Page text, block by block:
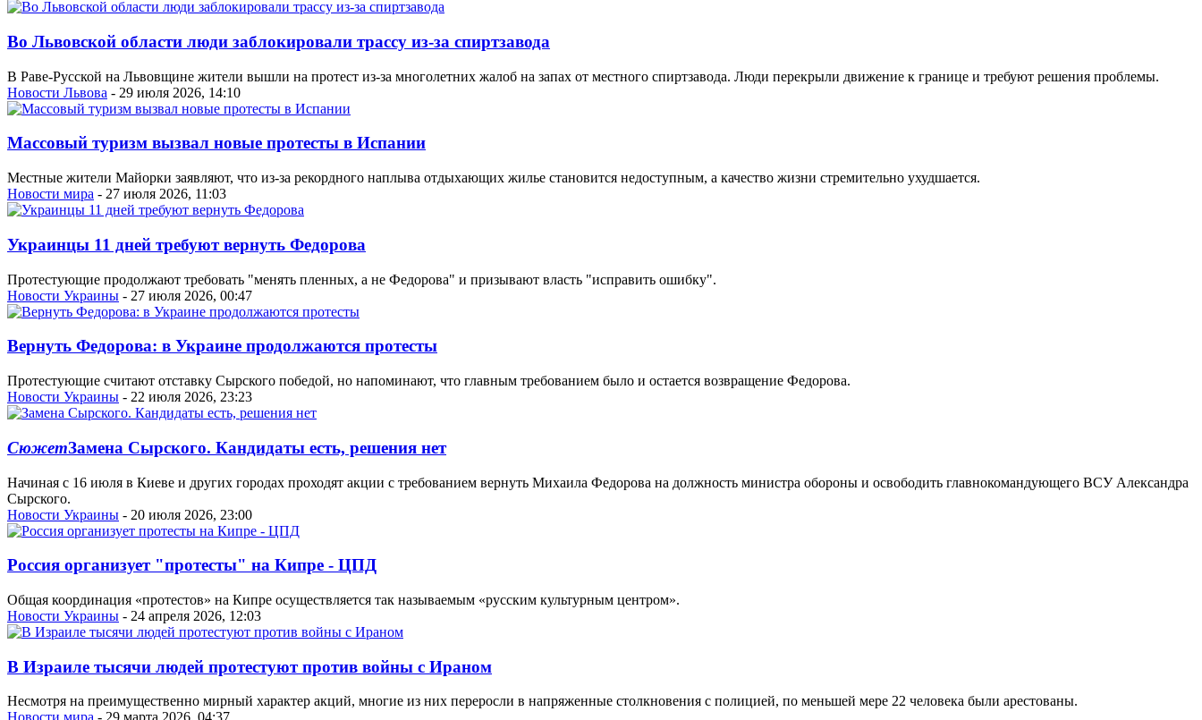
Во Львовской области люди заблокировали трассу из-за спиртзавода
В Раве-Русской на Львовщине жители вышли на протест из-за многолетних жалоб на запах от местного спиртзавода. Люди перекрыли движение к границе и требуют решения проблемы.
Новости Львова - 29 июля 2026, 14:10
Массовый туризм вызвал новые протесты в Испании
Местные жители Майорки заявляют, что из-за рекордного наплыва отдыхающих жилье становится недоступным, а качество жизни стремительно ухудшается.
Новости мира - 27 июля 2026, 11:03
Украинцы 11 дней требуют вернуть Федорова
Протестующие продолжают требовать "менять пленных, а не Федорова" и призывают власть "исправить ошибку".
Новости Украины - 27 июля 2026, 00:47
Вернуть Федорова: в Украине продолжаются протесты
Протестующие считают отставку Сырского победой, но напоминают, что главным требованием было и остается возвращение Федорова.
Новости Украины - 22 июля 2026, 23:23
СюжетЗамена Сырского. Кандидаты есть, решения нет
Начиная с 16 июля в Киеве и других городах проходят акции с требованием вернуть Михаила Федорова на должность министра обороны и освободить главнокомандующего ВСУ Александра
Сырского.
Новости Украины - 20 июля 2026, 23:00
Россия организует "протесты" на Кипре - ЦПД
Общая координация «протестов» на Кипре осуществляется так называемым «русским культурным центром».
Новости Украины - 24 апреля 2026, 12:03
В Израиле тысячи людей протестуют против войны с Ираном
Несмотря на преимущественно мирный характер акций, многие из них переросли в напряженные столкновения с полицией, по меньшей мере 22 человека были арестованы.